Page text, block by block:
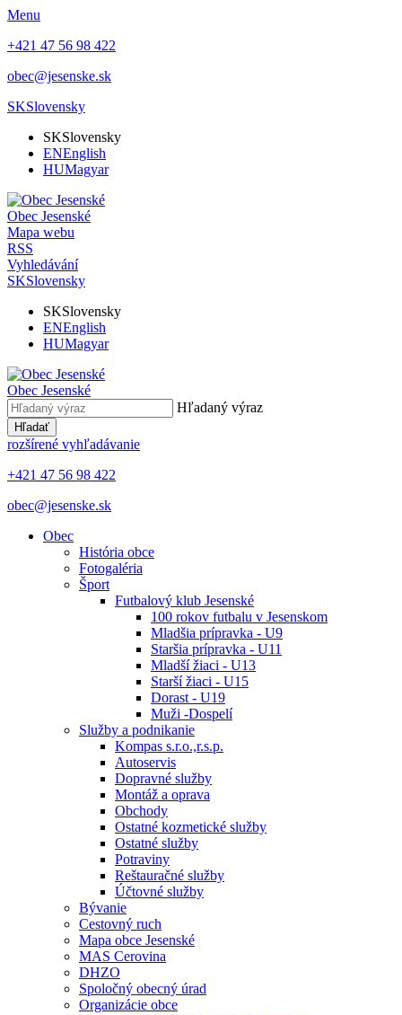
Menu
+421 47 56 98 422
obec@jesenske.sk
SKSlovensky
SKSlovensky
ENEnglish
HUMagyar
Obec Jesenské
Mapa webu
RSS
Vyhledávání
SKSlovensky
SKSlovensky
ENEnglish
HUMagyar
Obec Jesenské
Hľadaný výraz
Hľadať
rozšírené vyhľadávanie
+421 47 56 98 422
obec@jesenske.sk
Obec
História obce
Fotogaléria
Šport
Futbalový klub Jesenské
100 rokov futbalu v Jesenskom
Mladšia prípravka - U9
Staršia prípravka - U11
Mladší žiaci - U13
Starší žiaci - U15
Dorast - U19
Muži -Dospelí
Služby a podnikanie
Kompas s.r.o.,r.s.p.
Autoservis
Dopravné služby
Montáž a oprava
Obchody
Ostatné kozmetické služby
Ostatné služby
Potraviny
Reštauračné služby
Účtovné služby
Bývanie
Cestovný ruch
Mapa obce Jesenské
MAS Cerovina
DHZO
Spoločný obecný úrad
Organizácie obce